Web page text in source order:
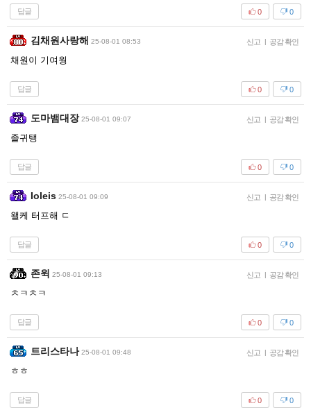
답글 0
0
김채원사랑해 25-08-01 08:53 신고 | 공감 확인
채원이 기여웡
답글 0
0
도마뱀대장 25-08-01 09:07 신고 | 공감 확인
졸귀탱
답글 0
0
Ioleis 25-08-01 09:09 신고 | 공감 확인
왤케 터프해 ㄷ
답글 0
0
존윅 25-08-01 09:13 신고 | 공감 확인
ㅊㅋㅊㅋ
답글 0
0
트리스타나 25-08-01 09:48 신고 | 공감 확인
ㅎㅎ
답글 0
0